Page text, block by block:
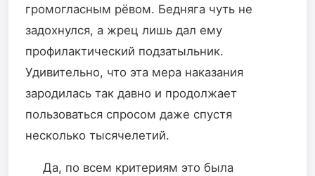
громогласным рëвом. Бедняга чуть не
задохнулся, а жрец лишь дал ему
профилактический подзатыльник.
Удивительно, что эта мера наказания
зародилась так давно и продолжает
пользоваться спросом даже спустя
несколько тысячелетий.
Да, по всем критериям это была